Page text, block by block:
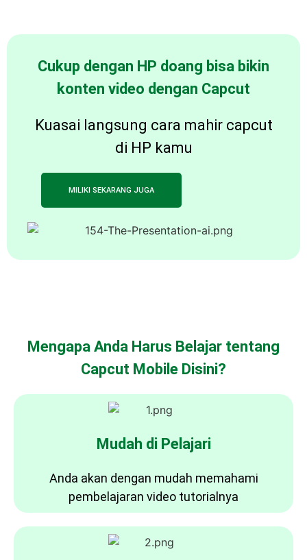
Cukup dengan HP doang bisa bikin
konten video dengan Capcut
Kuasai langsung cara mahir capcut
di HP kamu
MILIKI SEKARANG JUGA
Mengapa Anda Harus Belajar tentang
Capcut Mobile Disini?
Mudah di Pelajari
Anda akan dengan mudah memahami
pembelajaran video tutorialnya